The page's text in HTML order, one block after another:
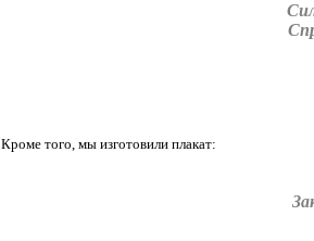
Кроме того, мы изготовили плакат: